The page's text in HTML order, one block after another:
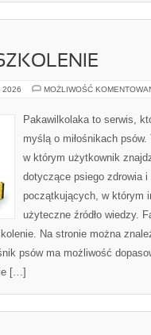
2026 MOŻLIWOŚĆ
Pakawilkolaka to serwis,
myślą o miłośnikach
w którym użytkownik
dotyczące psiego zdrowia
początkujących, w którym
użyteczne źródło wiedzy.
Na stronie można
psów ma możliwość
[…]